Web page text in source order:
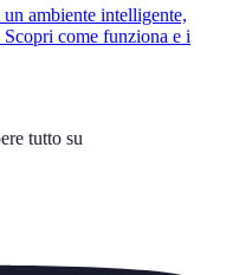
ambiente intelligente,
come funziona e i
tutto su